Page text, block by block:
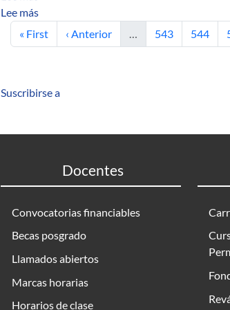
Lee mássobre Using GSwE2009 for the
Primera página
« First Página anterior
‹ Anterior … Página
543 Página
544
Suscribirse a
Docentes
Convocatorias financiables
Becas posgrado
Llamados abiertos
Marcas horarias
Horarios de clase